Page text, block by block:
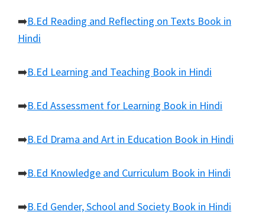
➡️B.Ed Reading and Reflecting on Texts Book in
Hindi
➡️B.Ed Learning and Teaching Book in Hindi
➡️B.Ed Assessment for Learning Book in Hindi
➡️B.Ed Drama and Art in Education Book in Hindi
➡️B.Ed Knowledge and Curriculum Book in Hindi
➡️B.Ed Gender, School and Society Book in Hindi